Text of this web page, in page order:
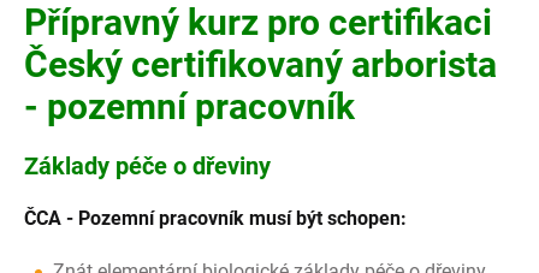
Přípravný kurz pro certifikaci
Český certifikovaný arborista
- pozemní pracovník
Základy péče o dřeviny
ČCA - Pozemní pracovník musí být schopen: